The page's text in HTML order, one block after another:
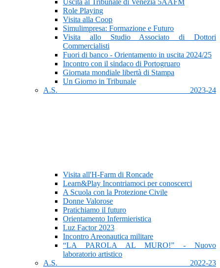
Uscita al Tribunale di Venezia 5AAFM
Role Playing
Visita alla Coop
Simulimpresa: Formazione e Futuro
Visita allo Studio Associato di Dottori
Commercialisti
Fuori di banco - Orientamento in uscita 2024/25
Incontro con il sindaco di Portogruaro
Giornata mondiale libertà di Stampa
Un Giorno in Tribunale
A.S. 2023-24
Visita all'H-Farm di Roncade
Learn&Play Incontriamoci per conoscerci
A Scuola con la Protezione Civile
Donne Valorose
Pratichiamo il futuro
Orientamento Infermieristica
Luz Factor 2023
Incontro Areonautica militare
“LA PAROLA AL MURO!” - Nuovo
laboratorio artistico
A.S. 2022-23